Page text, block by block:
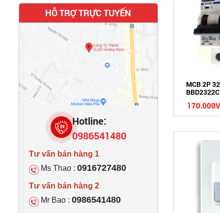
HỖ TRỢ TRỰC TUYẾN
Hotline:
0986541480
Tư vấn bán hàng 1
Ms Thao : 0916727480
Tư vấn bán hàng 2
Mr Bao : 0986541480
MCB 2P